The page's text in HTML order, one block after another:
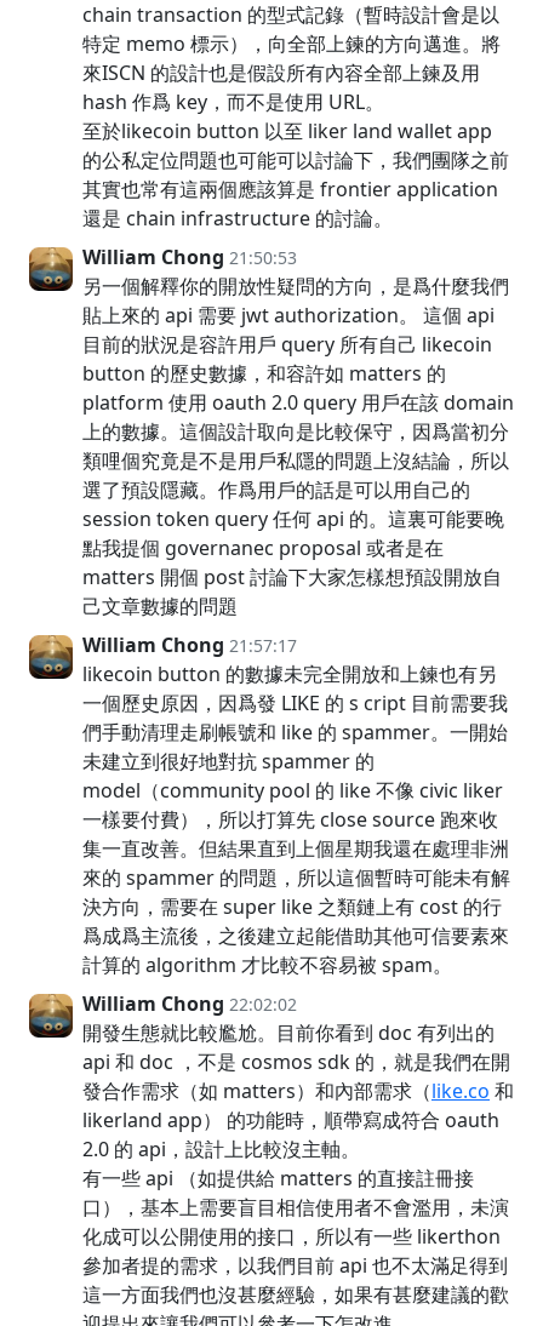
chain transaction 的型式記錄（暫時設計會是以
特定 memo 標示），向全部上鍊的方向邁進。將
來ISCN 的設計也是假設所有內容全部上鍊及用
hash 作爲 key，而不是使用 URL。
至於likecoin button 以至 liker land wallet app
的公私定位問題也可能可以討論下，我們團隊之前
其實也常有這兩個應該算是 frontier application
還是 chain infrastructure 的討論。
William Chong 21:50:53
另一個解釋你的開放性疑問的方向，是爲什麼我們
貼上來的 api 需要 jwt authorization。 這個 api
目前的狀況是容許用戶 query 所有自己 likecoin
button 的歷史數據，和容許如 matters 的
platform 使用 oauth 2.0 query 用戶在該 domain
上的數據。這個設計取向是比較保守，因爲當初分
類哩個究竟是不是用戶私隱的問題上沒結論，所以
選了預設隱藏。作爲用戶的話是可以用自己的
session token query 任何 api 的。這裏可能要晚
點我提個 governanec proposal 或者是在
matters 開個 post 討論下大家怎樣想預設開放自
己文章數據的問題
William Chong 21:57:17
likecoin button 的數據未完全開放和上鍊也有另
一個歷史原因，因爲發 LIKE 的 s cript 目前需要我
們手動清理走刷帳號和 like 的 spammer。一開始
未建立到很好地對抗 spammer 的
model（community pool 的 like 不像 civic liker
一樣要付費），所以打算先 close source 跑來收
集一直改善。但結果直到上個星期我還在處理非洲
來的 spammer 的問題，所以這個暫時可能未有解
決方向，需要在 super like 之類鏈上有 cost 的行
爲成爲主流後，之後建立起能借助其他可信要素來
計算的 algorithm 才比較不容易被 spam。
William Chong 22:02:02
開發生態就比較尷尬。目前你看到 doc 有列出的
api 和 doc ，不是 cosmos sdk 的，就是我們在開
發合作需求（如 matters）和內部需求（like.co 和
likerland app） 的功能時，順帶寫成符合 oauth
2.0 的 api，設計上比較沒主軸。
有一些 api （如提供給 matters 的直接註冊接
口），基本上需要盲目相信使用者不會濫用，未演
化成可以公開使用的接口，所以有一些 likerthon
參加者提的需求，以我們目前 api 也不太滿足得到
這一方面我們也沒甚麼經驗，如果有甚麼建議的歡